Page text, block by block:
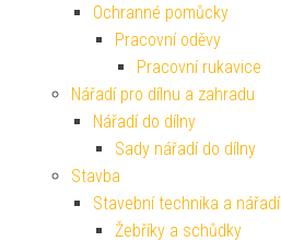
Ochranné pomůcky
Pracovní oděvy
Pracovní rukavice
Nářadí pro dílnu a zahradu
Nářadí do dílny
Sady nářadí do dílny
Stavba
Stavební technika a nářadí
Žebříky a schůdky